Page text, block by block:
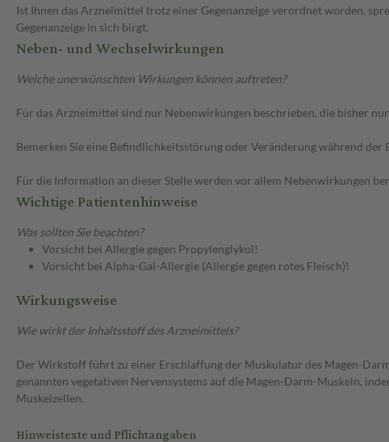
Ist Ihnen das Arzneimittel trotz einer Gegenanzeige verordnet worden,
Gegenanzeige in sich birgt.
Neben- und Wechselwirkungen
Welche unerwünschten Wirkungen können auftreten?
Für das Arzneimittel sind nur Nebenwirkungen beschrieben, die bisher
Bemerken Sie eine Befindlichkeitsstörung oder Veränderung während
Für die Information an dieser Stelle werden vor allem Nebenwirkungen
Wichtige Patientenhinweise
Was sollten Sie beachten?
Vorsicht bei Allergie gegen Propylenglykol!
Vorsicht bei Alpha-Gal-Allergie (Allergie gegen rotes Fleisch)!
Wirkungsweise
Wie wirkt der Inhaltsstoff des Arzneimittels?
Der Wirkstoff führt zu einer Erschlaffung der Muskulatur des Magen-
genannten vegetativen Nervensystems auf die Magen-Darm-Muskeln,
Muskelzellen.
Hinweistexte und Pflichtangaben